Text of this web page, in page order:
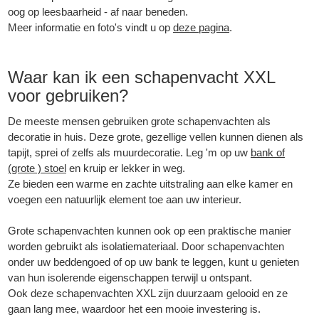
oog op leesbaarheid - af naar beneden.
Meer informatie en foto's vindt u op deze pagina.
Waar kan ik een schapenvacht XXL
voor gebruiken?
De meeste mensen gebruiken grote schapenvachten als
decoratie in huis. Deze grote, gezellige vellen kunnen dienen als
tapijt, sprei of zelfs als muurdecoratie. Leg 'm op uw bank of
(grote ) stoel en kruip er lekker in weg.
Ze bieden een warme en zachte uitstraling aan elke kamer en
voegen een natuurlijk element toe aan uw interieur.
Grote schapenvachten kunnen ook op een praktische manier
worden gebruikt als isolatiemateriaal. Door schapenvachten
onder uw beddengoed of op uw bank te leggen, kunt u genieten
van hun isolerende eigenschappen terwijl u ontspant.
Ook deze schapenvachten XXL zijn duurzaam gelooid en ze
gaan lang mee, waardoor het een mooie investering is.